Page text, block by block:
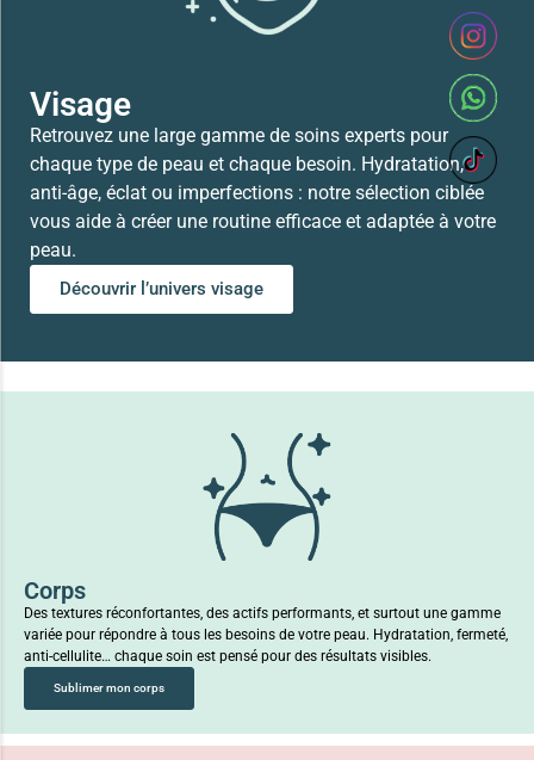
Visage
Retrouvez une large gamme de soins experts pour
chaque type de peau et chaque besoin. Hydratation,
anti-âge, éclat ou imperfections : notre sélection ciblée
vous aide à créer une routine efficace et adaptée à votre
peau.
Découvrir l’univers visage
Corps
Des textures réconfortantes, des actifs performants, et surtout une gamme
variée pour répondre à tous les besoins de votre peau. Hydratation, fermeté,
anti-cellulite… chaque soin est pensé pour des résultats visibles.
Sublimer mon corps